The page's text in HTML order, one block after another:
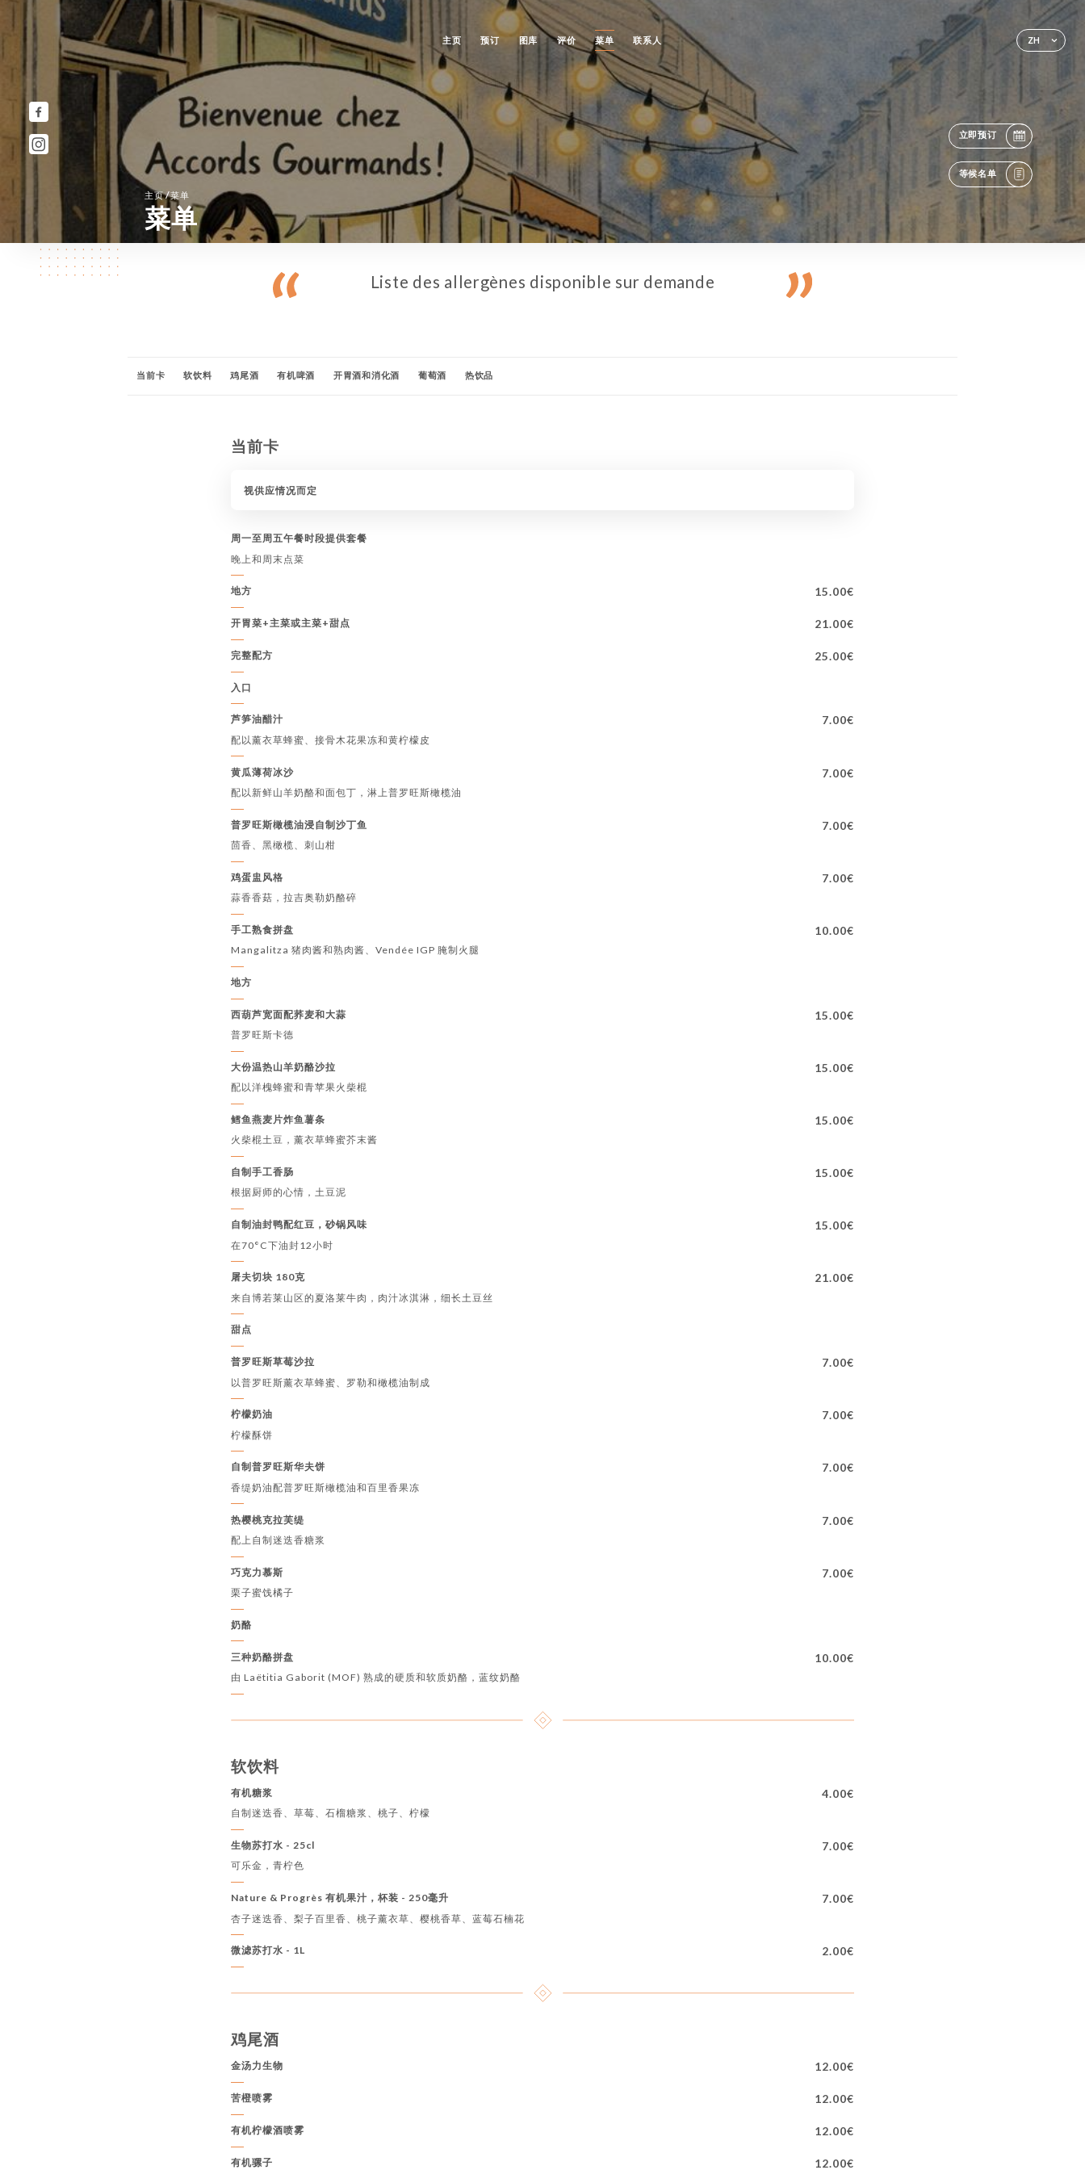
ZH
主页 预订 图库 评价 菜单 联系人
立即预订
等候名单
主页/菜单
菜单
Liste des allergènes disponible sur demande
当前卡 软饮料 鸡尾酒 有机啤酒 开胃酒和消化酒 葡萄酒 热饮品
当前卡
视供应情况而定
周一至周五午餐时段提供套餐
晚上和周末点菜
地方 15.00€
开胃菜+主菜或主菜+甜点 21.00€
完整配方 25.00€
入口
芦笋油醋汁 7.00€
配以薰衣草蜂蜜、接骨木花果冻和黄柠檬皮
黄瓜薄荷冰沙 7.00€
配以新鲜山羊奶酪和面包丁，淋上普罗旺斯橄榄油
普罗旺斯橄榄油浸自制沙丁鱼 7.00€
茴香、黑橄榄、刺山柑
鸡蛋盅风格 7.00€
蒜香香菇，拉吉奥勒奶酪碎
手工熟食拼盘 10.00€
Mangalitza 猪肉酱和熟肉酱、Vendée IGP 腌制火腿
地方
西葫芦宽面配荞麦和大蒜 15.00€
普罗旺斯卡德
大份温热山羊奶酪沙拉 15.00€
配以洋槐蜂蜜和青苹果火柴棍
鳕鱼燕麦片炸鱼薯条 15.00€
火柴棍土豆，薰衣草蜂蜜芥末酱
自制手工香肠 15.00€
根据厨师的心情，土豆泥
自制油封鸭配红豆，砂锅风味 15.00€
在70°C下油封12小时
屠夫切块 180克 21.00€
来自博若莱山区的夏洛莱牛肉，肉汁冰淇淋，细长土豆丝
甜点
普罗旺斯草莓沙拉 7.00€
以普罗旺斯薰衣草蜂蜜、罗勒和橄榄油制成
柠檬奶油 7.00€
柠檬酥饼
自制普罗旺斯华夫饼 7.00€
香缇奶油配普罗旺斯橄榄油和百里香果冻
热樱桃克拉芙缇 7.00€
配上自制迷迭香糖浆
巧克力慕斯 7.00€
栗子蜜饯橘子
奶酪
三种奶酪拼盘 10.00€
由 Laëtitia Gaborit (MOF) 熟成的硬质和软质奶酪，蓝纹奶酪
软饮料
有机糖浆 4.00€
自制迷迭香、草莓、石榴糖浆、桃子、柠檬
生物苏打水 - 25cl 7.00€
可乐金，青柠色
Nature & Progrès 有机果汁，杯装 - 250毫升 7.00€
杏子迷迭香、梨子百里香、桃子薰衣草、樱桃香草、蓝莓石楠花
微滤苏打水 - 1L 2.00€
鸡尾酒
金汤力生物 12.00€
苦橙喷雾 12.00€
有机柠檬酒喷雾 12.00€
有机骡子 12.00€